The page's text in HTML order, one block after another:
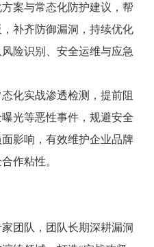
案与常态化防护建议，帮
补齐防御漏洞，持续优化
险识别、安全运维与应急
化实战渗透检测，提前阻
光等恶性事件，规避安全
影响，有效维护企业品牌
作粘性。
团队 ， 团队长期深耕漏洞